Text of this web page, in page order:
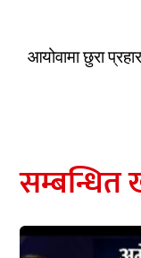
आयोवामा छुरा
सम्बन्धित